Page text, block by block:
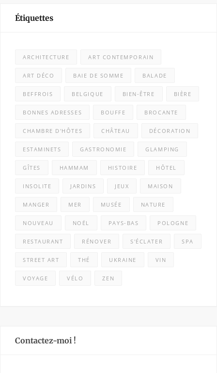
Étiquettes
ARCHITECTURE ART CONTEMPORAIN
ART DÉCO BAIE DE SOMME BALADE
BEFFROIS BELGIQUE BIEN-ÊTRE BIÈRE
BONNES ADRESSES BOUFFE BROCANTE
CHAMBRE D'HÔTES CHÂTEAU DÉCORATION
ESTAMINETS GASTRONOMIE GLAMPING
GÎTES HAMMAM HISTOIRE HÔTEL
INSOLITE JARDINS JEUX MAISON
MANGER MER MUSÉE NATURE
NOUVEAU NOËL PAYS-BAS POLOGNE
RESTAURANT RÉNOVER S'ÉCLATER SPA
STREET ART THÉ UKRAINE VIN
VOYAGE VÉLO ZEN
Contactez-moi !